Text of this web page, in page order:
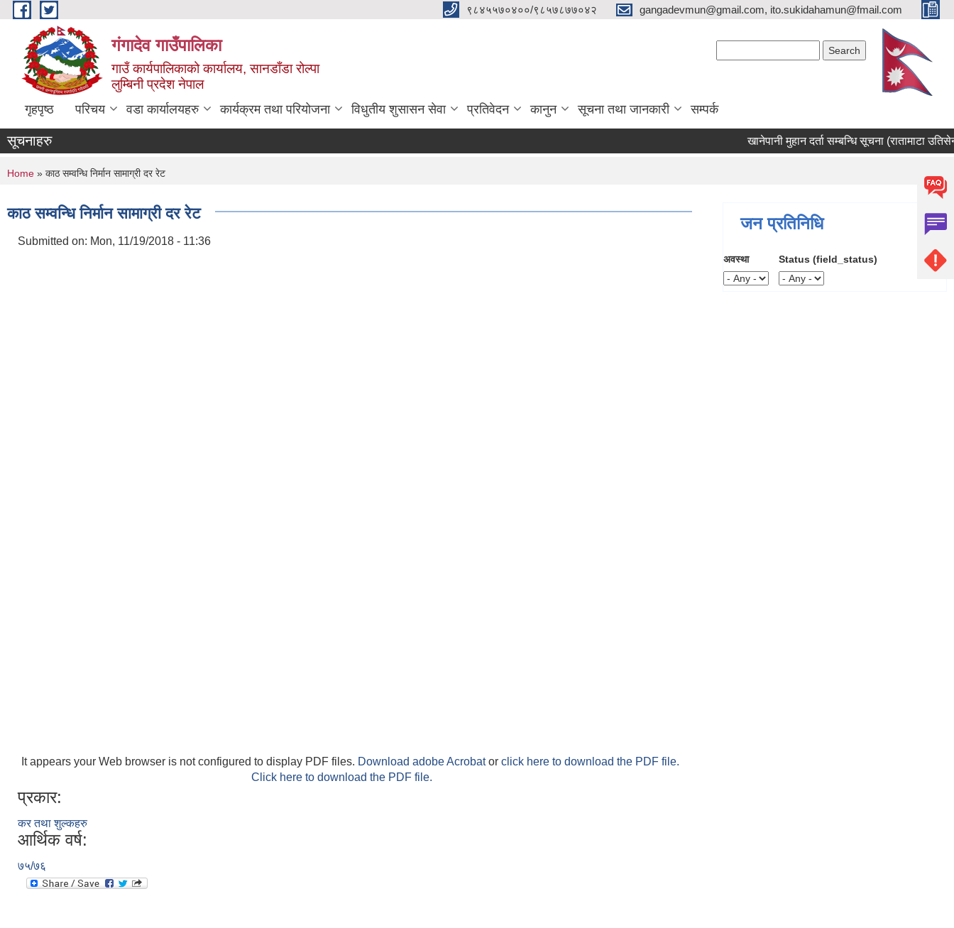
Skip to main content ९८४५५७०४००/९८५७८७७०४२ gangadevmun@gmail.com, ito.sukidahamun@fmail.com
गंगादेव गाउँपालिका
गाउँ कार्यपालिकाको कार्यालय, सानडाँडा रोल्पा
लुम्बिनी प्रदेश नेपाल
गृहपृष्ठ परिचय वडा कार्यालयहरु कार्यक्रम तथा परियोजना विधुतीय शुसासन सेवा प्रतिवेदन कानुन सूचना तथा जानकारी सम्पर्क
सूचनाहरु खानेपानी मुहान दर्ता सम्बन्धि सूचना (रातामाटा
You are here
Home » काठ सम्वन्धि निर्मान सामाग्री दर रेट
काठ सम्वन्धि निर्मान सामाग्री दर रेट
Submitted on: Mon, 11/19/2018 - 11:36
It appears your Web browser is not configured to display PDF files. Download adobe Acrobator click here to download the PDF file.
Click here to download the PDF file.
प्रकार:
कर तथा शुल्कहरु
आर्थिक वर्ष:
७५/७६
जन प्रतिनिधि
अवस्था Status (field_status)